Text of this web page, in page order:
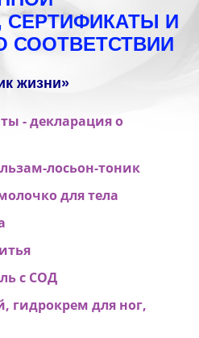
СЕРТИФИКАТЫ И
СООТВЕТСТВИИ
жизни»
- декларация о
лосьон-тоник
для тела
с СОД
гидрокрем для ног,